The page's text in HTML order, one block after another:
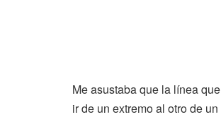
Me asustaba que la línea
ir de un extremo al otro de